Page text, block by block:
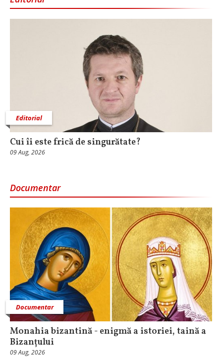
Editorial
Cui îi este frică de singurătate?
09 Aug, 2026
Documentar
Documentar
Monahia bizantină - enigmă a istoriei, taină a
Bizanțului
09 Aug, 2026